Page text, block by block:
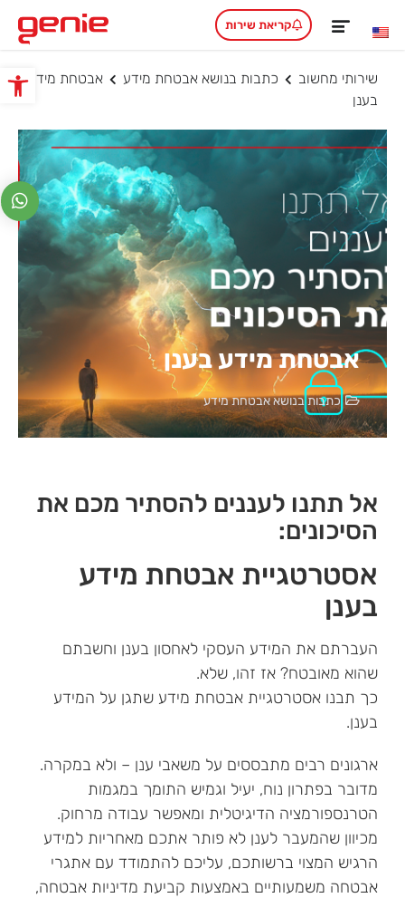
פתח
קריאת שירות
שירותי מחשוב כתבות בנושא אבטחת מידע
אבטחת מידע
בענן
אבטחת מידע בענן
כתבות בנושא אבטחת מידע
אל תתנו לעננים להסתיר מכם את
הסיכונים:
אסטרטגיית אבטחת מידע
בענן
העברתם את המידע העסקי לאחסון בענן וחשבתם
שהוא מאובטח? אז זהו, שלא.
כך תבנו אסטרטגיית אבטחת מידע שתגן על המידע
בענן.
ארגונים רבים מתבססים על משאבי ענן – ולא במקרה.
מדובר בפתרון נוח, יעיל וגמיש התומך במגמות
הטרנספורמציה הדיגיטלית ומאפשר עבודה מרחוק.
מכיוון שהמעבר לענן לא פותר אתכם מאחריות למידע
הרגיש המצוי ברשותכם, עליכם להתמודד עם אתגרי
אבטחה משמעותיים באמצעות קביעת מדיניות אבטחה,